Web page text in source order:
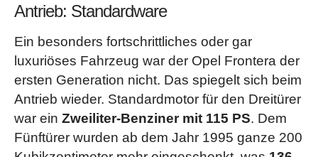
Antrieb: Standardware
Ein besonders fortschrittliches oder gar
luxuriöses Fahrzeug war der Opel Frontera der
ersten Generation nicht. Das spiegelt sich beim
Antrieb wieder. Standardmotor für den Dreitürer
war ein Zweiliter-Benziner mit 115 PS. Dem
Fünftürer wurden ab dem Jahr 1995 ganze 200